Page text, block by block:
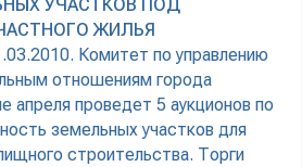
УЧАСТКОВ ПОД
ЖИЛЬЯ
Комитет по управлению
отношениям города
апреля проведет 5 аукционов по
земельных участков для
строительства. Торги